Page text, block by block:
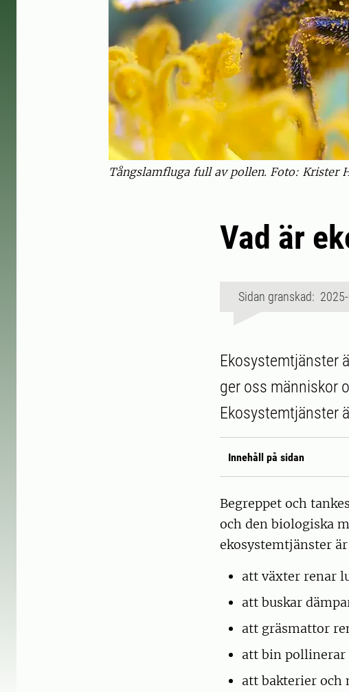
Tångslamfluga full av pollen. Foto: Krister
Vad är
Sidan granskad:
Ekosystemtjänster
ger oss människor
Ekosystemtjänster
Innehåll på sidan
Begreppet och
och den biologiska
ekosystemtjänster
att växter renar
att buskar
att gräsmattor
att bin pollinerar
att bakterier och